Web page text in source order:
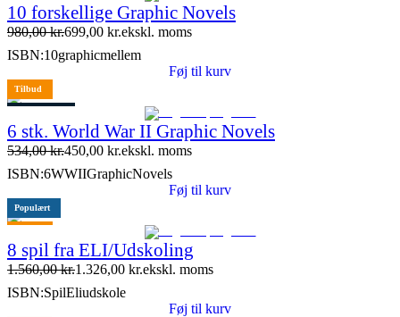
10 stk. tilbage
10 forskellige Graphic Novels
980,00kr.699,00 kr.ekskl. moms
ISBN:10graphicmellem
Føj til kurv
Tilbud
6 stk. World War II Graphic Novels
534,00kr.450,00 kr.ekskl. moms
ISBN:6WWIIGraphicNovels
Føj til kurv
Populært
8 spil fra ELI/Udskoling
1.560,00kr.1.326,00 kr.ekskl. moms
ISBN:SpilEliudskole
Føj til kurv